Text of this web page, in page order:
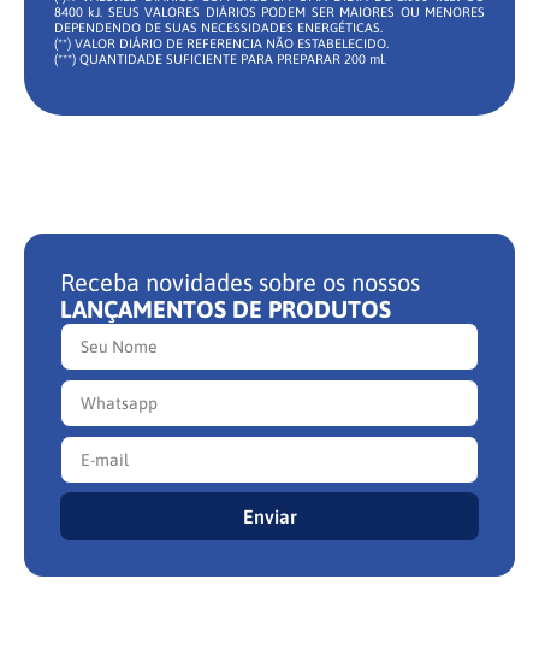
8400 kJ. SEUS VALORES DIÁRIOS PODEM SER MAIORES OU MENORES
DEPENDENDO DE SUAS NECESSIDADES ENERGÉTICAS.
(**) VALOR DIÁRIO DE REFERENCIA NÃO ESTABELECIDO.
(***) QUANTIDADE SUFICIENTE PARA PREPARAR 200 ml.
Receba novidades sobre os nossos
LANÇAMENTOS DE PRODUTOS
Enviar